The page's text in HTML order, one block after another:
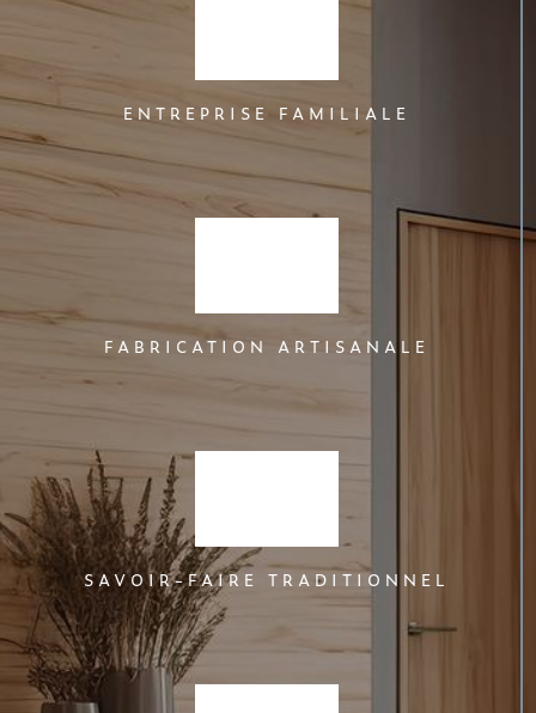
ENTREPRISE FAMILIALE
FABRICATION ARTISANALE
SAVOIR-FAIRE TRADITIONNEL